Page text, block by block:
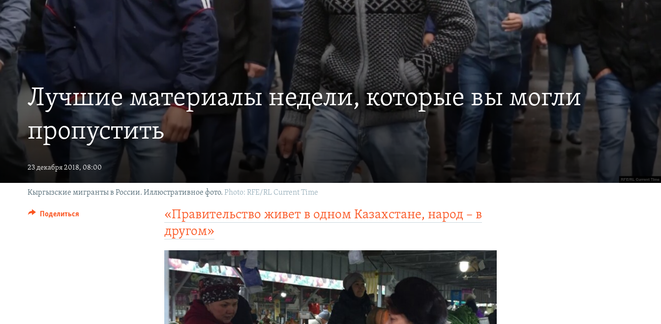
Лучшие материалы недели, которые вы могли
пропустить
23 декабря 2018, 08:00
Кыргызские мигранты в России. Иллюстративное фото. Photo: RFE/RL Current Time
Поделиться
«Правительство живет в одном Казахстане, народ – в
другом»